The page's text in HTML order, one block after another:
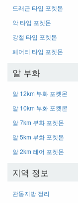
드래곤 타입 포켓몬
악 타입 포켓몬
강철 타입 포켓몬
페어리 타입 포켓몬
알 부화
알 12km 부화 포켓몬
알 10km 부화 포켓몬
알 7km 부화 포켓몬
알 5km 부화 포켓몬
알 2km 레어 포켓몬
지역 정보
관동지방 정리